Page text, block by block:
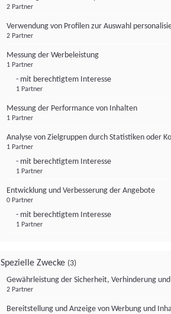
2 Partner
Verwendung von Profilen zur Auswahl
2 Partner
Messung der Werbeleistung
1 Partner
- mit berechtigtem Interesse
1 Partner
Messung der Performance von Inhalten
1 Partner
Analyse von Zielgruppen durch Statistiken oder
1 Partner
- mit berechtigtem Interesse
1 Partner
Entwicklung und Verbesserung der Angebote
0 Partner
- mit berechtigtem Interesse
1 Partner
Spezielle Zwecke (3)
Gewährleistung der Sicherheit, Verhinderung
2 Partner
Bereitstellung und Anzeige von Werbung und